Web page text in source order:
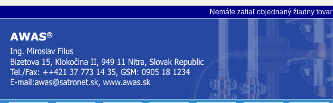
Nemáte zatiaľ objednaný žiadny tovar